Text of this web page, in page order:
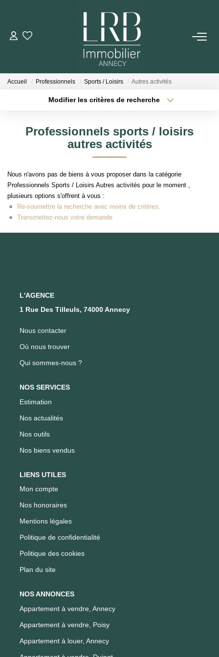
ACHETER
Votre Recherche
Biens Vendus
ESTIMER
LOUER
Notre Équipe
Accueil Professionnels Sports / Loisirs Autres activités
Modifier les critères de recherche
Type de bien
Surface min
Créer une alerte
Professionnels sports / loisirs
autres activités
Nous n'avons pas de biens à vous proposer dans la catégorie
Professionnels Sports / Loisirs Autres activités pour le moment ,
plusieurs options s'offrent à vous :
Re-soumettre la recherche avec moins de critères.
Transmettez-nous votre demande
L'AGENCE
1 Rue Des Tilleuls, 74000 Annecy
Nous contacter
Où nous trouver
Qui sommes-nous ?
NOS SERVICES
Estimation
Nos actualités
Nos outils
Nos biens vendus
LIENS UTILES
Mon compte
Nos honoraires
Mentions légales
Politique de confidentialité
Politique des cookies
Plan du site
NOS ANNONCES
Appartement à vendre, Annecy
Appartement à vendre, Poisy
Appartement à louer, Annecy